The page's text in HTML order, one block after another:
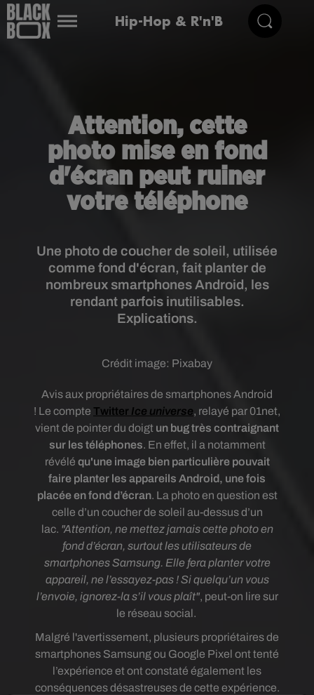
Hip-Hop & R'n'B
Attention, cette
photo mise en fond
d'écran peut ruiner
votre téléphone
Une photo de coucher de soleil, utilisée
comme fond d'écran, fait planter de
nombreux smartphones Android, les
rendant parfois inutilisables.
Explications.
Crédit image: Pixabay
Avis aux propriétaires de smartphones Android
! Le compte Twitter Ice universe, relayé par 01net,
vient de pointer du doigt un bug très contraignant
sur les téléphones. En effet, il a notamment
révélé qu'une image bien particulière pouvait
faire planter les appareils Android, une fois
placée en fond d’écran. La photo en question est
celle d’un coucher de soleil au-dessus d’un
lac. "Attention, ne mettez jamais cette photo en
fond d’écran, surtout les utilisateurs de
smartphones Samsung. Elle fera planter votre
appareil, ne l’essayez-pas ! Si quelqu’un vous
l’envoie, ignorez-la s’il vous plaît", peut-on lire sur
le réseau social.
Malgré l'avertissement, plusieurs propriétaires de
smartphones Samsung ou Google Pixel ont tenté
l’expérience et ont constaté également les
conséquences désastreuses de cette expérience.